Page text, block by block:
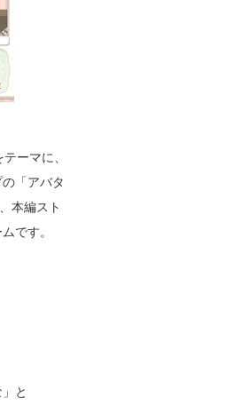
ーマに、
「アバタ
本編スト
です。
と